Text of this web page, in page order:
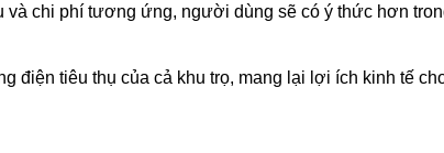
và chi phí tương ứng, người dùng sẽ có ý thức hơn
điện tiêu thụ của cả khu trọ, mang lại lợi ích kinh tế